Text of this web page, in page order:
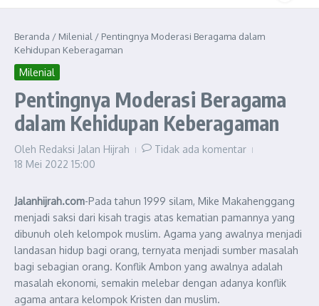
Beranda / Milenial / Pentingnya Moderasi Beragama dalam
Kehidupan Keberagaman
Milenial
Pentingnya Moderasi Beragama
dalam Kehidupan Keberagaman
Oleh Redaksi Jalan Hijrah
Tidak ada komentar
18 Mei 2022 15:00
Jalanhijrah.com-Pada tahun 1999 silam, Mike Makahenggang
menjadi saksi dari kisah tragis atas kematian pamannya yang
dibunuh oleh kelompok muslim. Agama yang awalnya menjadi
landasan hidup bagi orang, ternyata menjadi sumber masalah
bagi sebagian orang. Konflik Ambon yang awalnya adalah
masalah ekonomi, semakin melebar dengan adanya konflik
agama antara kelompok Kristen dan muslim.